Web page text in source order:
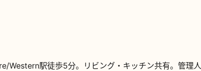
Western駅徒歩5分。リビング・キッチン共有。管